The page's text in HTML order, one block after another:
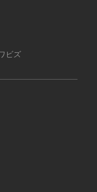
ビズ